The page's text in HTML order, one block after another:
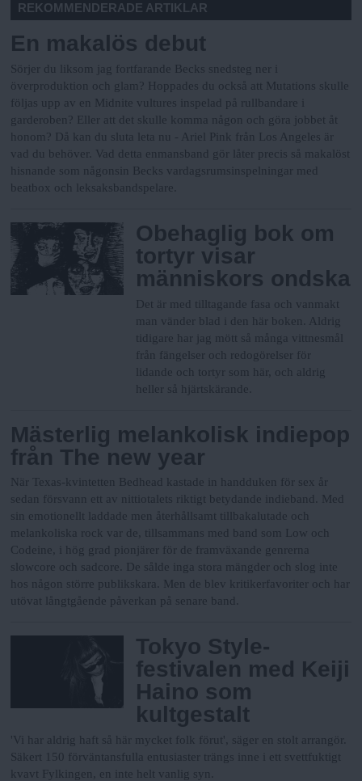
REKOMMENDERADE ARTIKLAR
En makalös debut
Sörjer du liksom jag fortfarande Becks snedsteg ner i
överproduktion och glam? Hoppades du också att Mutations skulle
följas upp av en Midnite vultures inspelad på rullbandare i
garderoben? Eller att det skulle komma någon och göra jobbet åt
honom? Då kan du sluta leta nu - Ariel Pink från Los Angeles är
vad du behöver. Vad detta enmansband gör låter precis så makalöst
hisnande som någonsin Becks vardagsrumsinspelningar med
beatbox och leksaksbandspelare.
Obehaglig bok om
tortyr visar
människors ondska
Det är med tilltagande fasa och vanmakt
man vänder blad i den här boken. Aldrig
tidigare har jag mött så många vittnesmål
från fängelser och redogörelser för
lidande och tortyr som här, och aldrig
heller så hjärtskärande.
Mästerlig melankolisk indiepop
från The new year
När Texas-kvintetten Bedhead kastade in handduken för sex år
sedan försvann ett av nittiotalets riktigt betydande indieband. Med
sin emotionellt laddade men återhållsamt tillbakalutade och
melankoliska rock var de, tillsammans med band som Low och
Codeine, i hög grad pionjärer för de framväxande genrerna
slowcore och sadcore. De sålde inga stora mängder och slog inte
hos någon större publikskara. Men de blev kritikerfavoriter och har
utövat långtgående påverkan på senare band.
Tokyo Style-
festivalen med Keiji
Haino som
kultgestalt
'Vi har aldrig haft så här mycket folk förut', säger en stolt arrangör.
Säkert 150 förväntansfulla entusiaster trängs inne i ett svettfuktigt
kvavt Fylkingen, en inte helt vanlig syn.